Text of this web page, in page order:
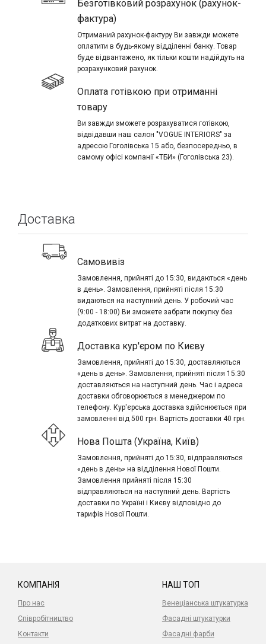
Безготівковий розрахунок (рахунок-
фактура)
Отриманий рахунок-фактуру Ви завжди можете
оплатити в будь-якому відділенні банку. Товар
буде відвантажено, як тільки кошти надійдуть на
розрахунковий рахунок.
Оплата готівкою при отриманні
товару
Ви завжди зможете розрахуватися готівкою,
відвідавши наш салон "VOGUE INTERIORS" за
адресою Гоголівська 15 або, безпосередньо, в
самому офісі компанії «ТБИ» (Гоголівська 23).
Доставка
Самовивіз
Замовлення, прийняті до 15:30, видаються «день
в день». Замовлення, прийняті після 15:30
видаються на наступний день. У робочий час
(9:00 - 18:00) Ви зможете забрати покупку без
додаткових витрат на доставку.
Доставка кур'єром по Києву
Замовлення, прийняті до 15:30, доставляються
«день в день». Замовлення, прийняті після 15:30
доставляються на наступний день. Час і адреса
доставки обговорюється з менеджером по
телефону. Кур'єрська доставка здійснюється при
замовленні від 500 грн. Вартість доставки 40 грн.
Нова Пошта (Україна, Київ)
Замовлення, прийняті до 15:30, відправляються
«день в день» на відділення Нової Пошти.
Замовлення прийняті після 15:30
відправляються на наступний день. Вартість
доставки по Україні і Києву відповідно до
тарифів Нової Пошти.
КОМПАНІЯ
Про нас
Співробітництво
Контакти
НАШ ТОП
Венеціанська штукатурка
Фасадні штукатурки
Фасадні фарби